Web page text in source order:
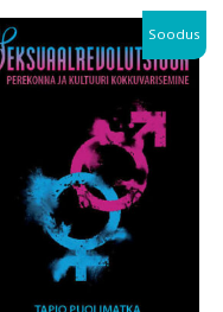
Soodus
Algne
hind
oli:
5,00 €.
hind
on:
1,00 €.